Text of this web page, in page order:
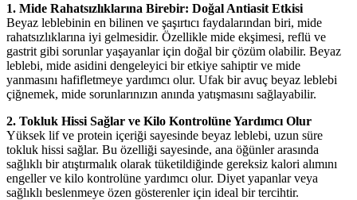
1. Mide Rahatsızlıklarına Birebir: Doğal Antiasit Etkisi
Beyaz leblebinin en bilinen ve şaşırtıcı faydalarından biri, mide
rahatsızlıklarına iyi gelmesidir. Özellikle mide ekşimesi, reflü ve
gastrit gibi sorunlar yaşayanlar için doğal bir çözüm olabilir. Beyaz
leblebi, mide asidini dengeleyici bir etkiye sahiptir ve mide
yanmasını hafifletmeye yardımcı olur. Ufak bir avuç beyaz leblebi
çiğnemek, mide sorunlarınızın anında yatışmasını sağlayabilir.
2. Tokluk Hissi Sağlar ve Kilo Kontrolüne Yardımcı Olur
Yüksek lif ve protein içeriği sayesinde beyaz leblebi, uzun süre
tokluk hissi sağlar. Bu özelliği sayesinde, ana öğünler arasında
sağlıklı bir atıştırmalık olarak tüketildiğinde gereksiz kalori alımını
engeller ve kilo kontrolüne yardımcı olur. Diyet yapanlar veya
sağlıklı beslenmeye özen gösterenler için ideal bir tercihtir.